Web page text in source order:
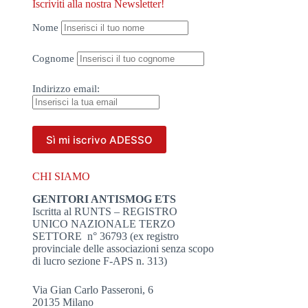
Iscriviti alla nostra Newsletter!
Nome
Cognome
Indirizzo email:
CHI SIAMO
GENITORI ANTISMOG ETS
Iscritta al RUNTS – REGISTRO
UNICO NAZIONALE TERZO
SETTORE n° 36793 (ex registro
provinciale delle associazioni senza scopo
di lucro sezione F-APS n. 313)
Via Gian Carlo Passeroni, 6
20135 Milano